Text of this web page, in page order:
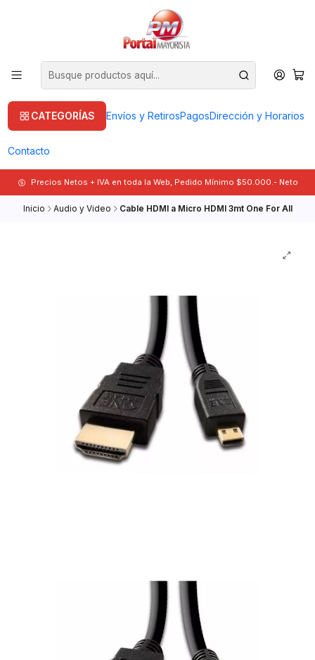
CATEGORÍAS Envíos y RetirosPagosDirección y Horarios
Contacto
Precios Netos + IVA en toda la Web, Pedido Mínimo $50.000.- Neto
Inicio Audio y Video Cable HDMI a Micro HDMI 3mt One For All